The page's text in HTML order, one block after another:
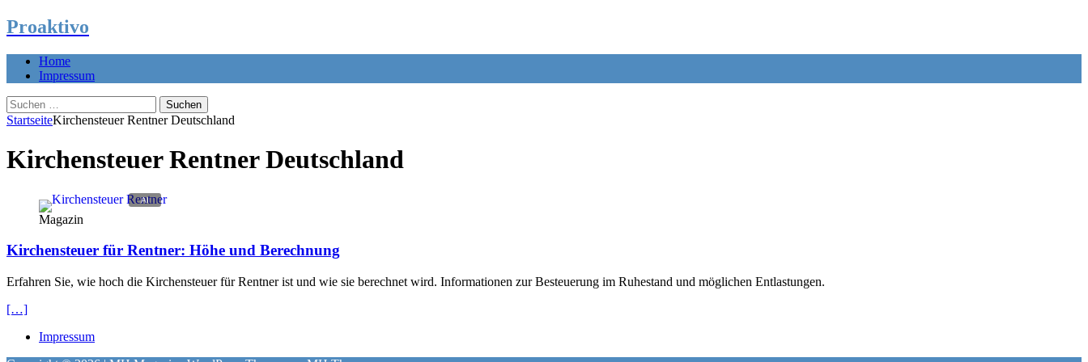
Proaktivo
Home
Impressum
Suchen
nach:
StartseiteKirchensteuer Rentner Deutschland
Kirchensteuer Rentner Deutschland
Magazin
Kirchensteuer für Rentner: Höhe und Berechnung
Erfahren Sie, wie hoch die Kirchensteuer für Rentner ist und wie sie berechnet wird. Informationen zur Besteuerung im Ruhestand und möglichen Entlastungen.
[…]
Impressum